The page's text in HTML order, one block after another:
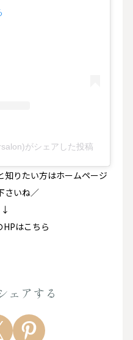
がシェアした投稿
知りたい方はホームページ
さいね／
HPはこちら
ェアする